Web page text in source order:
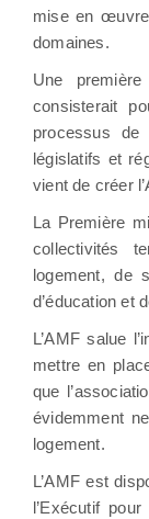
mise en
domaines.
Une
consisterait
processus de
législatifs et
vient de créer
La Première
collectivités
logement, de
d’éducation et
L’AMF salue
mettre en
que
évidemment
logement.
L’AMF est
l’Exécutif